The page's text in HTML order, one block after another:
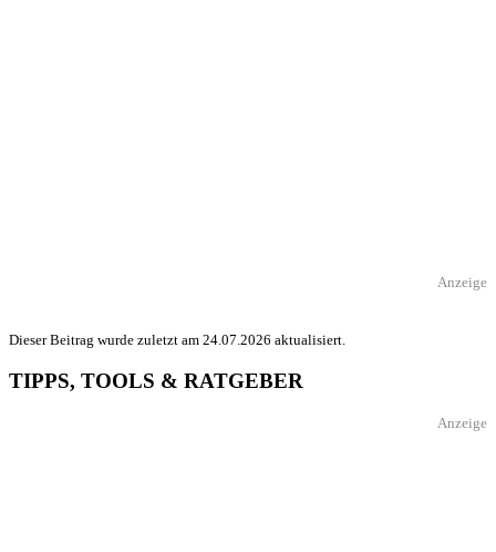
Anzeige
Dieser Beitrag wurde zuletzt am 24.07.2026 aktualisiert.
TIPPS, TOOLS & RATGEBER
Anzeige